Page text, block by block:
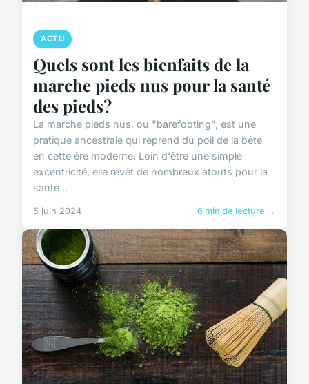
ACTU
Quels sont les bienfaits de la
marche pieds nus pour la santé
des pieds?
La marche pieds nus, ou "barefooting", est une
pratique ancestrale qui reprend du poil de la bête
en cette ère moderne. Loin d'être une simple
excentricité, elle revêt de nombreux atouts pour la
santé...
5 juin 2024 6 min de lecture →